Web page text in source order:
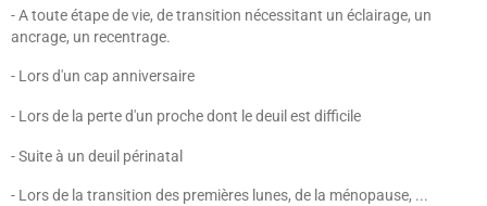
- A toute étape de vie, de transition nécessitant un éclairage, un
ancrage, un recentrage.
- Lors d'un cap anniversaire
- Lors de la perte d'un proche dont le deuil est difficile
- Suite à un deuil périnatal
- Lors de la transition des premières lunes, de la ménopause, ...